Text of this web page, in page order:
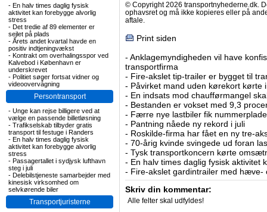
- En halv times daglig fysisk
aktivitet kan forebygge alvorlig
stress
- Det tredie af 89 elementer er
sejlet på plads
- Årets andet kvartal havde en
positiv indtjeningvækst
- Kontrakt om overhalingsspor ved
Kalvebod i København er
underskrevet
- Politiet søger fortsat vidner og
videoovervågning
Persontransport
- Unge kan rejse billigere ved at
vælge en passende billetløsning
- Trafikselskab tilbyder gratis
transport til festuge i Randers
- En halv times daglig fysisk
aktivitet kan forebygge alvorlig
stress
- Passagertallet i sydjysk lufthavn
steg i juli
- Delebilstjeneste samarbejder med
kinesisk virksomhed om
selvkørende biler
Transportjuristerne
© Copyright 2026 transportnyhederne.dk.
ophavsret og må ikke kopieres eller på
aftale.
Print siden
- Anklagemyndigheden vil have
transportfirma
- Fire-akslet tip-trailer er bygget til
- Påvirket mand uden kørekort kørte
- En indsats mod chaufførmangel
- Bestanden er vokset med 9,3
- Færre nye lastbiler fik
- Pantning nåede ny rekord i juli
- Roskilde-firma har fået en ny tre-
- 70-årig kvinde svingede ud foran
- Tysk transportkoncern kørte
- En halv times daglig fysisk aktivitet
- Fire-akslet gardintrailer med hæve-
Skriv din kommentar:
Alle felter skal udfyldes!